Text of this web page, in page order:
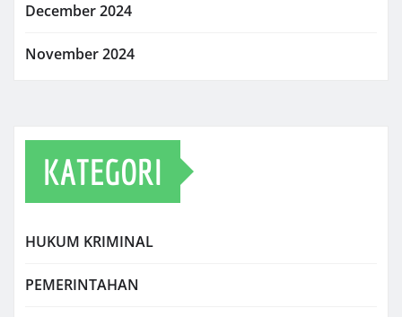
December 2024
November 2024
KATEGORI
HUKUM KRIMINAL
PEMERINTAHAN